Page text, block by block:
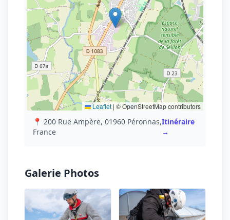
Leaflet | © OpenStreetMap contributors
📍 200 Rue Ampère, 01960 Péronnas,
France
Itinéraire
→
Galerie Photos